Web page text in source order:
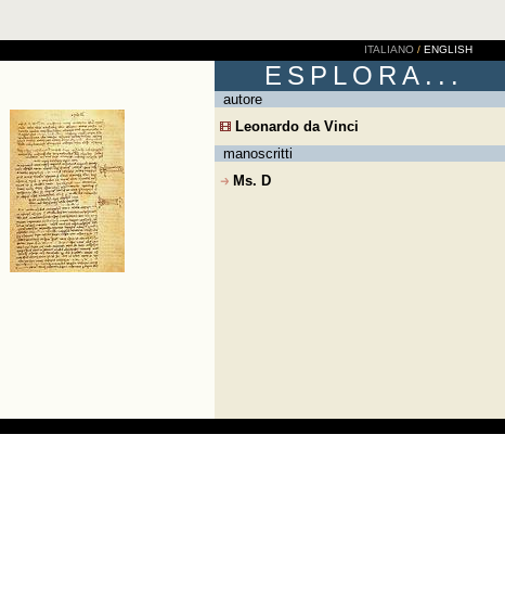
ITALIANO / ENGLISH
ESPLORA...
autore
Leonardo da Vinci
manoscritti
Ms. D